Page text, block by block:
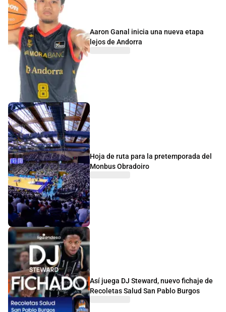
Aaron Ganal inicia una nueva etapa
lejos de Andorra
Hoja de ruta para la pretemporada del
Monbus Obradoiro
Así juega DJ Steward, nuevo fichaje de
Recoletas Salud San Pablo Burgos